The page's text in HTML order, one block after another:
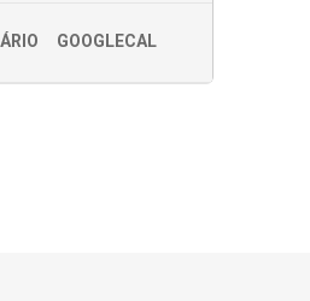
GOOGLECAL